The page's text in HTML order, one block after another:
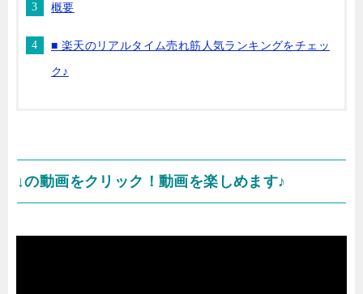
概要
■ 楽天のリアルタイム売れ筋人気ランキングをチェッ
ク♪
↓の動画をクリック！動画を楽しめます♪